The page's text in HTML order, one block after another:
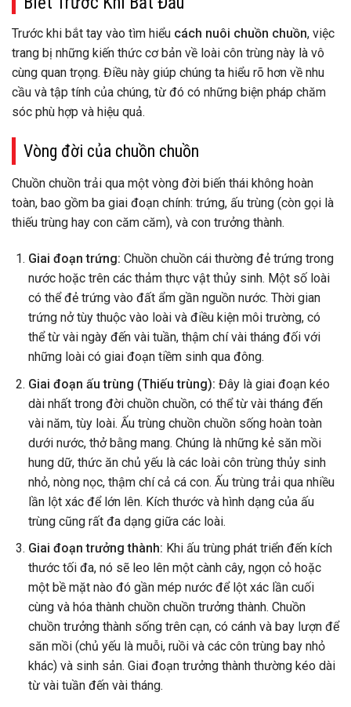
Trước khi bắt tay vào tìm hiểu cách nuôi chuồn chuồn, việc
trang bị những kiến thức cơ bản về loài côn trùng này là vô
cùng quan trọng. Điều này giúp chúng ta hiểu rõ hơn về nhu
cầu và tập tính của chúng, từ đó có những biện pháp chăm
sóc phù hợp và hiệu quả.
Vòng đời của chuồn chuồn
Chuồn chuồn trải qua một vòng đời biến thái không hoàn
toàn, bao gồm ba giai đoạn chính: trứng, ấu trùng (còn gọi là
thiếu trùng hay con căm căm), và con trưởng thành.
Giai đoạn trứng: Chuồn chuồn cái thường đẻ trứng trong
nước hoặc trên các thảm thực vật thủy sinh. Một số loài
có thể đẻ trứng vào đất ẩm gần nguồn nước. Thời gian
trứng nở tùy thuộc vào loài và điều kiện môi trường, có
thể từ vài ngày đến vài tuần, thậm chí vài tháng đối với
những loài có giai đoạn tiềm sinh qua đông.
Giai đoạn ấu trùng (Thiếu trùng): Đây là giai đoạn kéo
dài nhất trong đời chuồn chuồn, có thể từ vài tháng đến
vài năm, tùy loài. Ấu trùng chuồn chuồn sống hoàn toàn
dưới nước, thở bằng mang. Chúng là những kẻ săn mồi
hung dữ, thức ăn chủ yếu là các loài côn trùng thủy sinh
nhỏ, nòng nọc, thậm chí cả cá con. Ấu trùng trải qua nhiều
lần lột xác để lớn lên. Kích thước và hình dạng của ấu
trùng cũng rất đa dạng giữa các loài.
Giai đoạn trưởng thành: Khi ấu trùng phát triển đến kích
thước tối đa, nó sẽ leo lên một cành cây, ngọn cỏ hoặc
một bề mặt nào đó gần mép nước để lột xác lần cuối
cùng và hóa thành chuồn chuồn trưởng thành. Chuồn
chuồn trưởng thành sống trên cạn, có cánh và bay lượn để
săn mồi (chủ yếu là muỗi, ruồi và các côn trùng bay nhỏ
khác) và sinh sản. Giai đoạn trưởng thành thường kéo dài
từ vài tuần đến vài tháng.